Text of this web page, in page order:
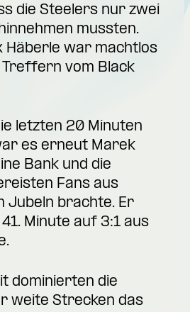
die Steelers nur zwei
mussten.
Häberle war machtlos
Treffern vom Black
letzten 20 Minuten
es erneut Marek
Bank und die
Fans aus
Jubeln brachte. Er
Minute auf 3:1 aus
dominierten die
weite Strecken das